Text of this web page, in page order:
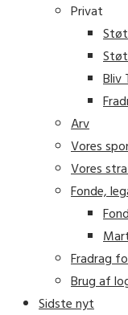
Privat
Bliv
Arv
Vores
Vores
Fonde,
Fradrag
Brug af
Sidste nyt